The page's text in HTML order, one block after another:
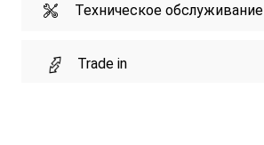
Техническое обслуживание
Trade in